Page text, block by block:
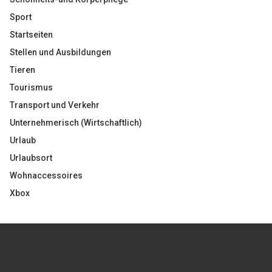
Sport
Startseiten
Stellen und Ausbildungen
Tieren
Tourismus
Transport und Verkehr
Unternehmerisch (Wirtschaftlich)
Urlaub
Urlaubsort
Wohnaccessoires
Xbox